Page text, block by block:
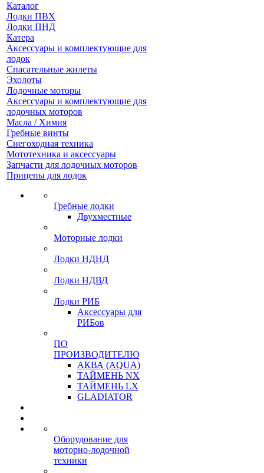
Каталог
Лодки ПВХ
Лодки ПНД
Катера
Аксессуары и комплектующие для
лодок
Спасательные жилеты
Эхолоты
Лодочные моторы
Аксессуары и комплектующие для
лодочных моторов
Масла / Химия
Гребные винты
Снегоходная техника
Мототехника и аксессуары
Запчасти для лодочных моторов
Прицепы для лодок
Гребные лодки
Двухместные
Моторные лодки
Лодки НДНД
Лодки НДВД
Лодки РИБ
Аксессуары для
РИБов
ПО
ПРОИЗВОДИТЕЛЮ
АКВА (AQUA)
ТАЙМЕНЬ NX
ТАЙМЕНЬ LX
GLADIATOR
Оборудование для
моторно-лодочной
техники